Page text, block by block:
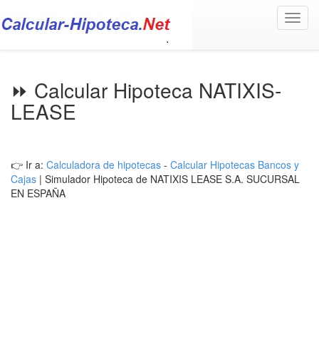
⏩ Calcular Hipoteca NATIXIS-
LEASE
👉 Ir a: Calculadora de hipotecas - Calcular Hipotecas Bancos y
Cajas | Simulador Hipoteca de NATIXIS LEASE S.A. SUCURSAL
EN ESPAÑA